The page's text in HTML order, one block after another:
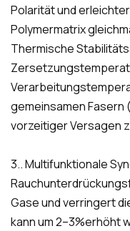
Polarität und
Polymermatrix
Thermische
gemeinsamen Fasern
vorzeitiger Versagen
3.. Multifunktionale
Gase und verringert
kann um 2–3%erhöht